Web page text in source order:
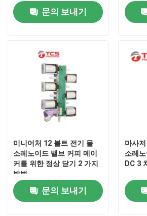
집
문의 보내기
미니어처 12 볼트 전기 물
소레노이드 밸브 커피 메이
커를 위한 정상 닫기 2 가지
방법
문의 보내기
마사
소레
DC 3